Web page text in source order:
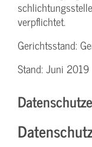
verpflichtet.
Gerichtsstand:
Stand: Juni 2019